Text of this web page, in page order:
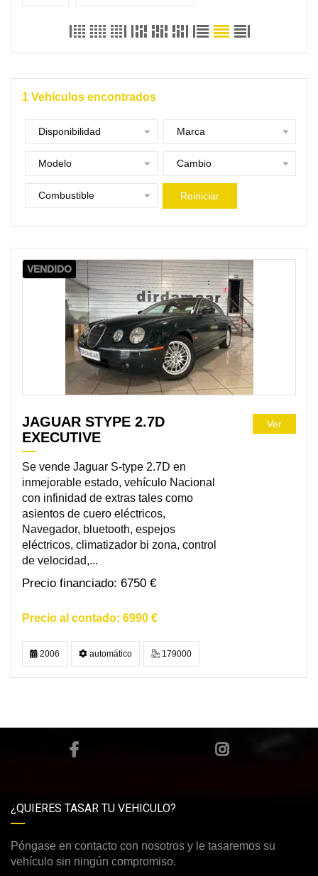
1 Vehículos encontrados
Disponibilidad Marca
Modelo Cambio
Combustible Reiniciar
VENDIDO
JAGUAR STYPE 2.7D
EXECUTIVE
Se vende Jaguar S-type 2.7D en
inmejorable estado, vehículo Nacional
con infinidad de extras tales como
asientos de cuero eléctricos,
Navegador, bluetooth, espejos
eléctricos, climatizador bi zona, control
de velocidad,...
6750 €
6990 €
Ver
2006 automático 179000
¿QUIERES TASAR TU VEHICULO?
Póngase en contacto con nosotros y le tasaremos su
vehículo sin ningún compromiso.